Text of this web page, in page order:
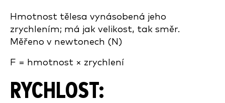
Hmotnost tělesa vynásobená jeho
zrychlením; má jak velikost, tak směr.
Měřeno v newtonech (N)
F = hmotnost × zrychlení
RYCHLOST: